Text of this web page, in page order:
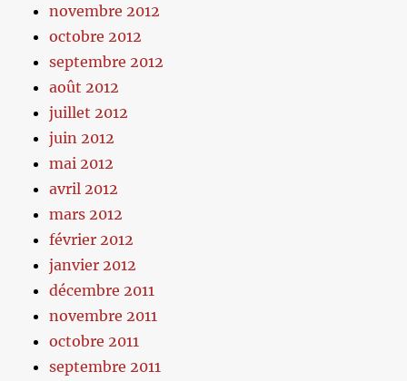
novembre 2012
octobre 2012
septembre 2012
août 2012
juillet 2012
juin 2012
mai 2012
avril 2012
mars 2012
février 2012
janvier 2012
décembre 2011
novembre 2011
octobre 2011
septembre 2011